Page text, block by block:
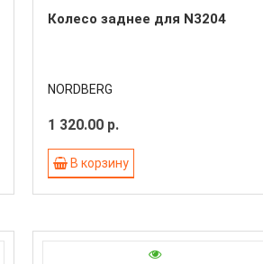
Колесо заднее для N3204
NORDBERG
1 320.00 р.
В корзину